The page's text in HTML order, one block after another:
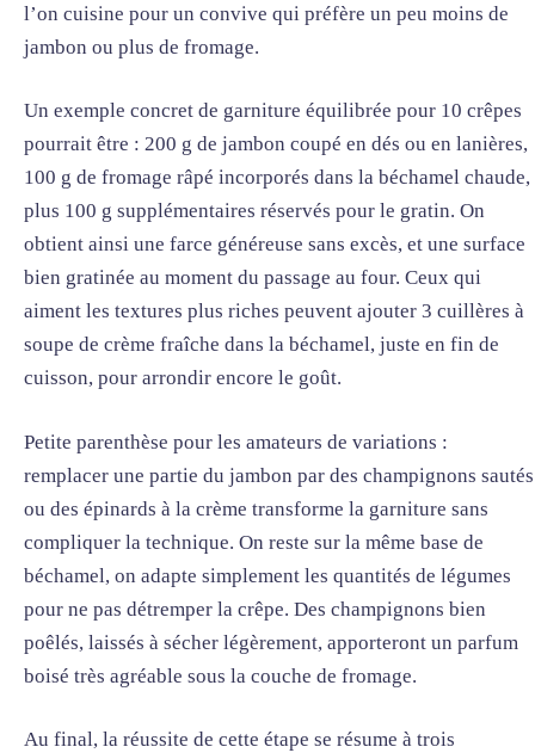
l’on cuisine pour un convive qui préfère un peu moins de
jambon ou plus de fromage.
Un exemple concret de garniture équilibrée pour 10 crêpes
pourrait être : 200 g de jambon coupé en dés ou en lanières,
100 g de fromage râpé incorporés dans la béchamel chaude,
plus 100 g supplémentaires réservés pour le gratin. On
obtient ainsi une farce généreuse sans excès, et une surface
bien gratinée au moment du passage au four. Ceux qui
aiment les textures plus riches peuvent ajouter 3 cuillères à
soupe de crème fraîche dans la béchamel, juste en fin de
cuisson, pour arrondir encore le goût.
Petite parenthèse pour les amateurs de variations :
remplacer une partie du jambon par des champignons sautés
ou des épinards à la crème transforme la garniture sans
compliquer la technique. On reste sur la même base de
béchamel, on adapte simplement les quantités de légumes
pour ne pas détremper la crêpe. Des champignons bien
poêlés, laissés à sécher légèrement, apporteront un parfum
boisé très agréable sous la couche de fromage.
Au final, la réussite de cette étape se résume à trois